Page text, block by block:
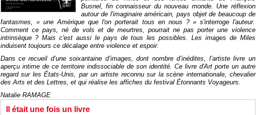
Busnel, fin connaisseur du nouveau monde. Une réflexion
autour de l'imaginaire américain, pays objet de beaucoup de
fantasmes, « une Amérique que l'on porterait tous en nous ? » s'interroge l'auteur.
Comment ce pays, né de vols et de meurtres, pourrait ne pas porter une violence
intrinsèque ? Mais c'est aussi le pays de tous les possibles. Les images de Miles
induisent toujours ce décalage entre violence et espoir.
Dans ce recueil d’une soixantaine d’images, dont nombre d’inédites, l’artiste livre un
aperçu intime de ce territoire indissociable de son identité. Ce livre d'Art porte un autre
regard sur les États-Unis, par un artiste reconnu sur la scène internationale, chevalier
des Arts et des Lettres, et qui réalise les affiches du festival Étonnants Voyageurs.
Natalie RAMAGE
Il était une fois un livre